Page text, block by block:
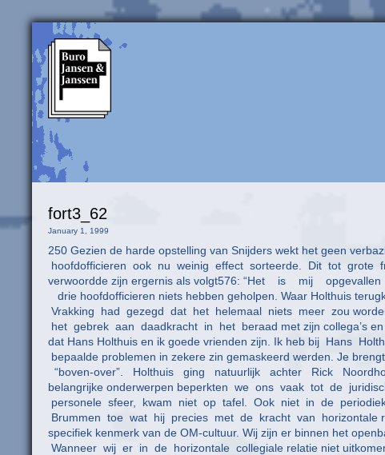
fort3_62
January 1, 1999
250 Gezien de harde opstelling van Snijders wekt het geen
hoofdofficieren ook nu weinig effect sorteerde. Dit tot grote
verwoordde zijn ergernis als volgt576: “Het is mij
drie hoofdofficieren niets hebben geholpen. Waar Holthuis
Vrakking had gezegd dat het helemaal niets meer zou
het gebrek aan daadkracht in het beraad met zijn collega’s en
dat Hans Holthuis en ik goede vrienden zijn. Ik heb bij Hans
bepaalde problemen in zekere zin gemaskeerd werden. Je
“boven-over”. Holthuis ging natuurlijk achter Rick
belangrijke onderwerpen beperkten we ons vaak tot de
personele sfeer, kwam niet op tafel. Ook niet in de
Brummen toe wat hij precies met de kracht van horizontale
specifiek kenmerk van de OM-cultuur. Wij zijn er binnen het
Wanneer wij er in de horizontale collegiale relatie niet